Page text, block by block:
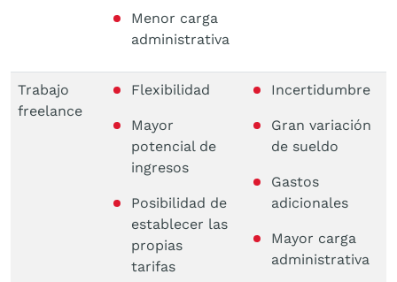
Menor carga
administrativa
Trabajo
freelance
Flexibilidad
Mayor
potencial de
ingresos
Posibilidad de
establecer las
propias
tarifas
Incertidumbre
Gran variación
de sueldo
Gastos
adicionales
Mayor carga
administrativa